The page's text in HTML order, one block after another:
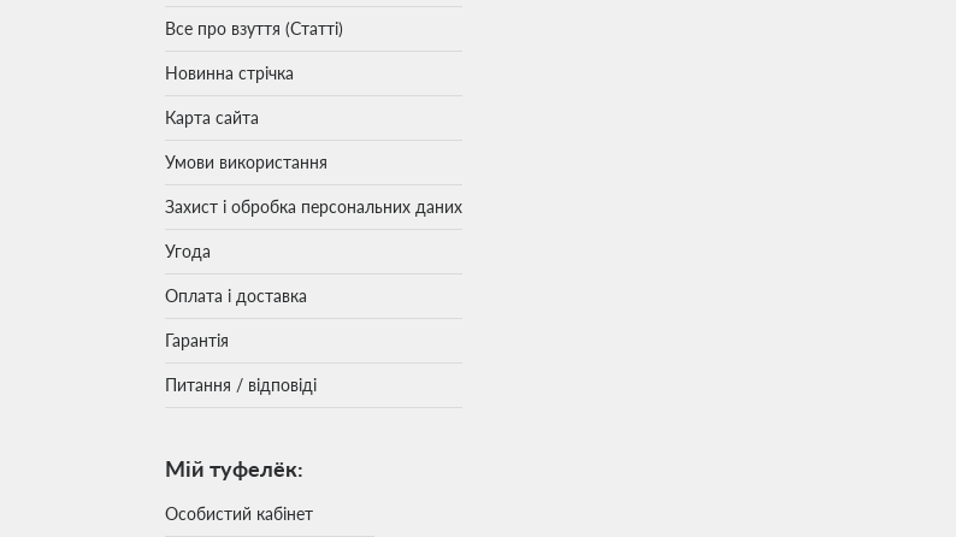
Все про взуття (Статті)
Новинна стрічка
Карта сайта
Умови використання
Захист і обробка персональних даних
Угода
Оплата і доставка
Гарантія
Питання / відповіді
Мій туфелёк:
Особистий кабінет